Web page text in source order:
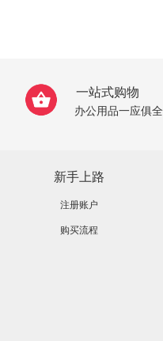
一站式购物
办公用品一应俱全
新手上路
注册账户
购买流程